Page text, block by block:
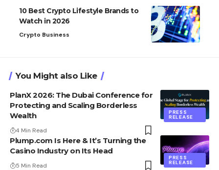
10 Best Crypto Lifestyle Brands to
Watch in 2026
Crypto Business
You Might also Like
PRESS
RELEASE
PlanX 2026: The Dubai Conference for
Protecting and Scaling Borderless
Wealth
4 Min Read
PRESS
RELEASE
Plump.com Is Here & It’s Turning the
Casino Industry on Its Head
5 Min Read